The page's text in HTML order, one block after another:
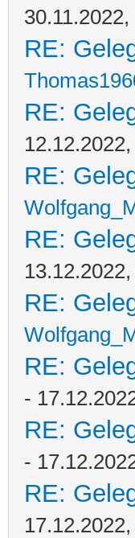
RE:
RE:
RE:
RE:
RE:
RE:
-
RE:
-
RE: